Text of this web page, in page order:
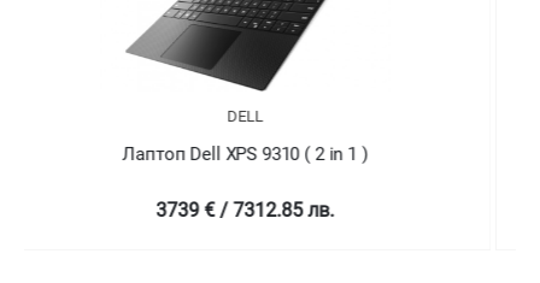
DELL
Лаптоп Dell XPS 9310 ( 2 in 1 )
4758.99 € / 9307.78 лв.